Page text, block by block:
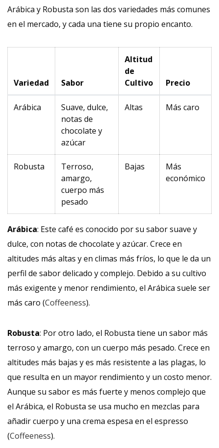
Arábica y Robusta son las dos variedades más comunes
en el mercado, y cada una tiene su propio encanto.
Variedad Sabor
Altitud
de
Cultivo
Precio
Arábica
Suave, dulce,
notas de
chocolate y
azúcar
Altas Más caro
Robusta
Terroso,
amargo,
cuerpo más
pesado
Bajas
Más
económico
Arábica: Este café es conocido por su sabor suave y
dulce, con notas de chocolate y azúcar. Crece en
altitudes más altas y en climas más fríos, lo que le da un
perfil de sabor delicado y complejo. Debido a su cultivo
más exigente y menor rendimiento, el Arábica suele ser
más caro (Coffeeness).
Robusta: Por otro lado, el Robusta tiene un sabor más
terroso y amargo, con un cuerpo más pesado. Crece en
altitudes más bajas y es más resistente a las plagas, lo
que resulta en un mayor rendimiento y un costo menor.
Aunque su sabor es más fuerte y menos complejo que
el Arábica, el Robusta se usa mucho en mezclas para
añadir cuerpo y una crema espesa en el espresso
(Coffeeness).